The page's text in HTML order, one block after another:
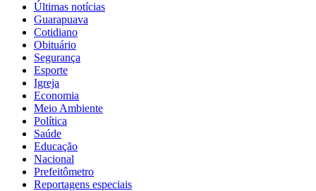
Últimas notícias
Guarapuava
Cotidiano
Obituário
Segurança
Esporte
Igreja
Economia
Meio Ambiente
Política
Saúde
Educação
Nacional
Prefeitômetro
Reportagens especiais